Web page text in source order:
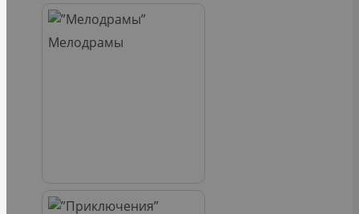
Мелодрамы